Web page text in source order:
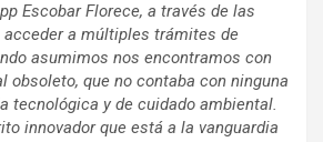
Escobar Florece, a través de las
acceder a múltiples trámites de
asumimos nos encontramos con
obsoleto, que no contaba con ninguna
tecnológica y de cuidado ambiental.
innovador que está a la vanguardia